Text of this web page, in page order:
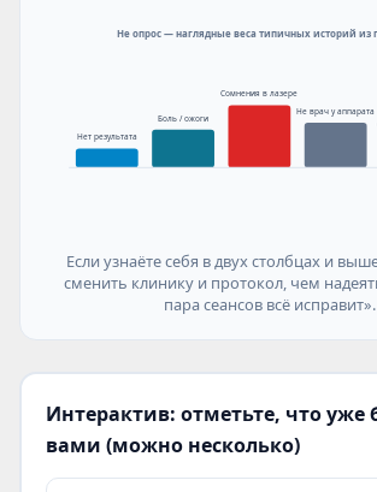
Не опрос — наглядные веса типичных историй из
Нет результата
Боль / ожоги
Сомнения в лазере
Не врач у аппарата
Если узнаёте себя в двух столбцах и
сменить клинику и протокол, чем
пара сеансов всё исправит».
Интерактив: отметьте, что уже
вами (можно несколько)